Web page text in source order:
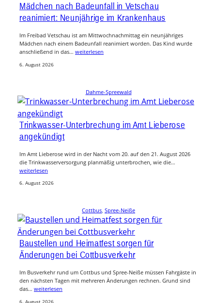
Mädchen nach Badeunfall in Vetschau
reanimiert: Neunjährige im Krankenhaus
Im Freibad Vetschau ist am Mittwochnachmittag ein neunjähriges
Mädchen nach einem Badeunfall reanimiert worden. Das Kind wurde
anschließend in das… weiterlesen
6. August 2026
Dahme-Spreewald
Trinkwasser-Unterbrechung im Amt Lieberose
angekündigt
Im Amt Lieberose wird in der Nacht vom 20. auf den 21. August 2026
die Trinkwasserversorgung planmäßig unterbrochen, wie die…
weiterlesen
6. August 2026
Cottbus, Spree-Neiße
Baustellen und Heimatfest sorgen für
Änderungen bei Cottbusverkehr
Im Busverkehr rund um Cottbus und Spree-Neiße müssen Fahrgäste in
den nächsten Tagen mit mehreren Änderungen rechnen. Grund sind
das… weiterlesen